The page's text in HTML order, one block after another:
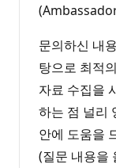
문의하신 내
탕으로 최적
자료 수집을
하는 점 널리
안에 도움을
(질문 내용을